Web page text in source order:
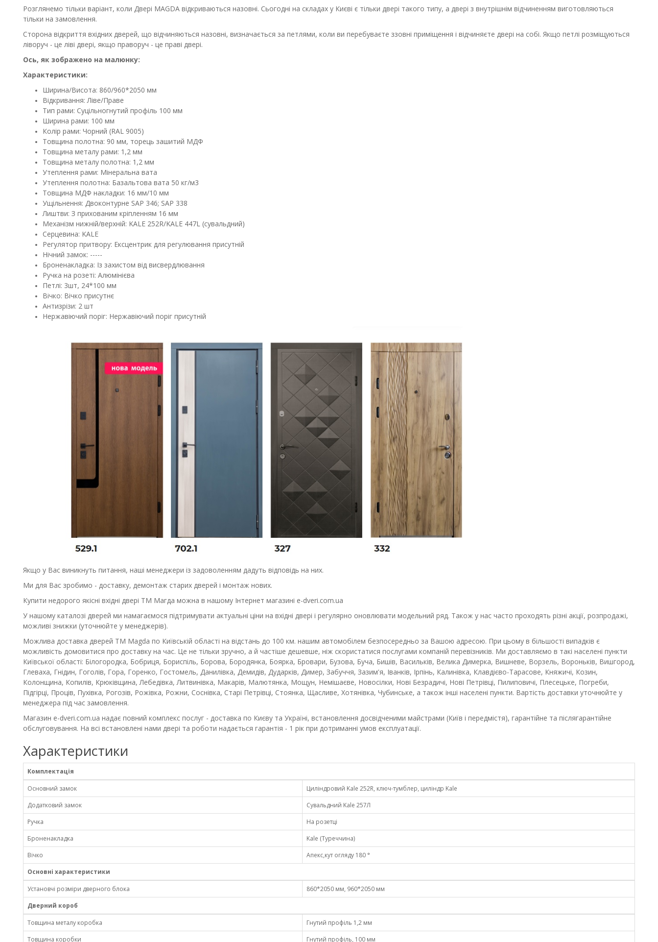
Розглянемо тільки варіант, коли Двері МAGDA відкриваються назовні. Сьогодні на складах у Києві є тільки двері такого типу, а двері з внутрішнім відчиненням виготовляються
тільки на замовлення.
Сторона відкриття вхідних дверей, що відчиняються назовні, визначається за петлями, коли ви перебуваєте ззовні приміщення і відчиняєте двері на собі. Якщо петлі розміщуються
ліворуч - це ліві двері, якщо праворуч - це праві двері.
Ось, як зображено на малюнку:
Характеристики:
Ширина/Висота: 860/960*2050 мм
Відкривання: Ліве/Праве
Тип рами: Суцільногнутий профіль 100 мм
Ширина рами: 100 мм
Колір рами: Чорний (RAL 9005)
Товщина полотна: 90 мм, торець зашитий МДФ
Товщина металу рами: 1,2 мм
Товщина металу полотна: 1,2 мм
Утеплення рами: Мінеральна вата
Утеплення полотна: Базальтова вата 50 кг/м3
Товщина МДФ накладки: 16 мм/10 мм
Ущільнення: Двоконтурне SAP 346; SAP 338
Лиштви: З прихованим кріпленням 16 мм
Механізм нижній/верхній: KALE 252R/KALE 447L (сувальдний)
Серцевина: KALE
Регулятор притвору: Ексцентрик для регулювання присутній
Нічний замок: -----
Броненакладка: Із захистом від висвердлювання
Ручка на розеті: Алюмінієва
Петлі: 3шт, 24*100 мм
Вічко: Вічко присутнє
Антизрізи: 2 шт
Нержавіючий поріг: Нержавіючий поріг присутній
Якщо у Вас виникнуть питання, наші менеджери із задоволенням дадуть відповідь на них.
Ми для Вас зробимо - доставку, демонтаж старих дверей і монтаж нових.
Купити недорого якісні вхідні двері ТМ Магда можна в нашому Інтернет магазині e-dveri.com.ua
У нашому каталозі дверей ми намагаємося підтримувати актуальні ціни на вхідні двері і регулярно оновлювати модельний ряд. Також у нас часто проходять різні акції, розпродажі,
можливі знижки (уточнюйте у менеджерів).
Можлива доставка дверей ТМ Magda по Київській області на відстань до 100 км. нашим автомобілем безпосередньо за Вашою адресою. При цьому в більшості випадків є
можливість домовитися про доставку на час. Це не тільки зручно, а й частіше дешевше, ніж скористатися послугами компаній перевізників. Ми доставляємо в такі населені пункти
Київської області: Білогородка, Бобриця, Бориспіль, Борова, Бородянка, Боярка, Бровари, Бузова, Буча, Бишів, Васильків, Велика Димерка, Вишневе, Ворзель, Вороньків, Вишгород,
Глеваха, Гнідин, Гоголів, Гора, Горенко, Гостомель, Данилівка, Демидів, Дударків, Димер, Забуччя, Зазим'я, Іванків, Ірпінь, Калинівка, Клавдієво-Тарасове, Княжичі, Козин,
Колонщина, Копилів, Крюківщина, Лебедівка, Литвинівка, Макарів, Малютянка, Мощун, Немішаєве, Новосілки, Нові Безрадичі, Нові Петрівці, Пилиповичі, Плесецьке, Погреби,
Підгірці, Проців, Пухівка, Рогозів, Рожівка, Рожни, Соснівка, Старі Петрівці, Стоянка, Щасливе, Хотянівка, Чубинське, а також інші населені пункти. Вартість доставки уточнюйте у
менеджера під час замовлення.
Магазин e-dveri.com.ua надає повний комплекс послуг - доставка по Києву та Україні, встановлення досвідченими майстрами (Київ і передмістя), гарантійне та післягарантійне
обслуговування. На всі встановлені нами двері та роботи надається гарантія - 1 рік при дотриманні умов експлуатації.
Характеристики
Комплектація
Основний замок
Циліндровий Kale 252R, ключ-тумблер, циліндр Kale
Додатковий замок
Сувальдний Kale 257Л
Ручка
На розетці
Броненакладка
Kale (Туреччина)
Вічко
Апекс,кут огляду 180 °
Основні характеристики
Установчі розміри дверного блока
860*2050 мм, 960*2050 мм
Дверний короб
Товщина металу коробка
Гнутий профіль 1,2 мм
Товщина коробки
Гнутий профіль, 100 мм